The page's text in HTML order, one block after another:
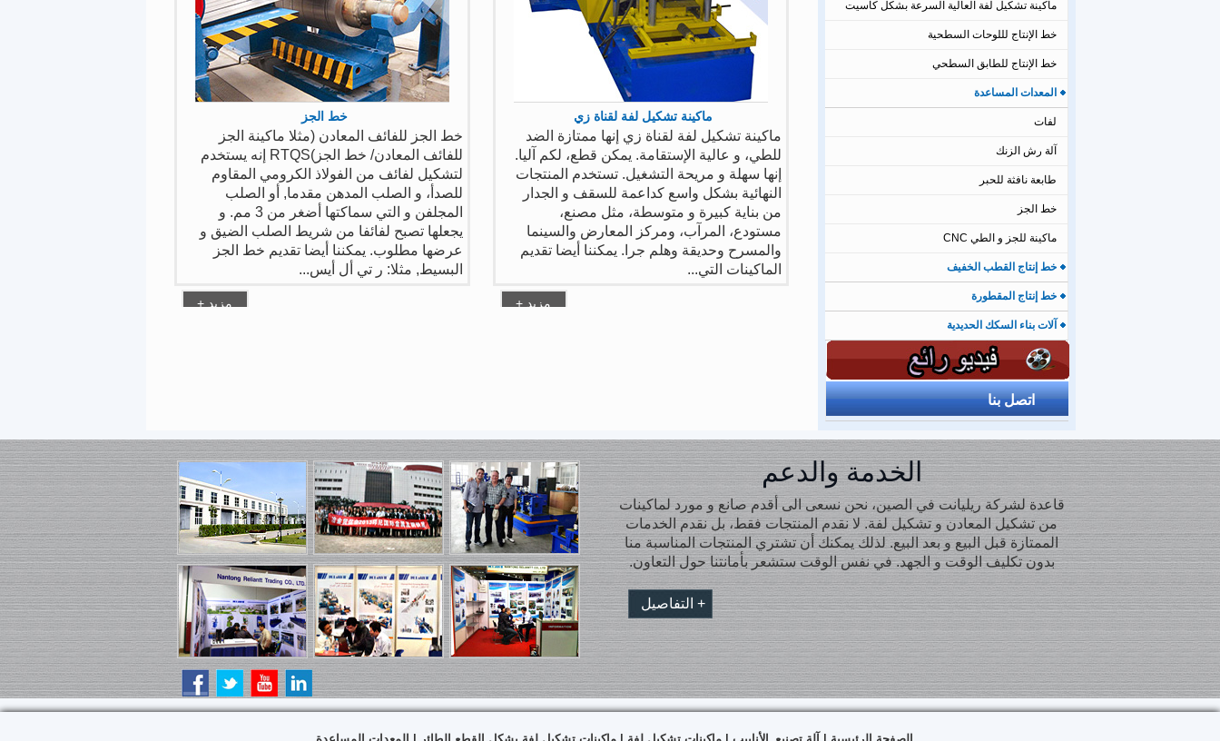
ماكينة تشكيل لفة العالية السرعة بشكل كاسيت
خط الإنتاج لللوحات السطحية
خط الإنتاج للطابق السطحي
المعدات المساعدة
لفات
آلة رش الزنك
طابعة نافثة للحبر
خط الجز
ماكينة للجز و الطي CNC
خط إنتاج القطب الخفيف
خط إنتاج المقطورة
آلات بناء السكك الحديدية
اتصل بنا
ماكينة تشكيل لفة لقناة زي
ماكينة تشكيل لفة لقناة زي إنها ممتازة الضد
للطي، و عالية الإستقامة. يمكن قطع، لكم آليا.
إنها سهلة و مريحة التشغيل. تستخدم المنتجات
النهائية بشكل واسع كداعمة للسقف و الجدار
من بناية كبيرة و متوسطة، مثل مصنع،
مستودع، المرآب، ومركز المعارض والسينما
والمسرح وحديقة وهلم جرا. يمكننا أيضا تقديم
الماكينات التي...
+ مزيد
خط الجز
خط الجز للفائف المعادن (مثلا ماكينة الجز
للفائف المعادن/ خط الجز)RTQS إنه يستخدم
لتشكيل لفائف من الفولاذ الكرومي المقاوم
للصدأ، و الصلب المدهن مقدما, أو الصلب
المجلفن و التي سماكتها أضغر من 3 مم. و
يجعلها تصبح لفائفا من شريط الصلب الضيق و
عرضها مطلوب. يمكننا أيضا تقديم خط الجز
البسيط, مثلا: ر تي أل أيس...
+ مزيد
الخدمة والدعم
قاعدة لشركة ريليانت في الصين، نحن نسعى الى أقدم صانع و مورد لماكينات
من تشكيل المعادن و تشكيل لفة. لا نقدم المنتجات فقط، بل نقدم الخدمات
الممتازة قبل البيع و بعد البيع. لذلك يمكنك أن تشتري المنتجات المناسبة منا
بدون تكليف الوقت و الجهد. في نفس الوقت ستشعر بأمانتنا حول التعاون.
+ التفاصيل